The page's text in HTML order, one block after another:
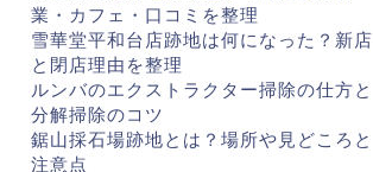
業・カフェ・口コミを整理
雪華堂平和台店跡地は何になった？新店
と閉店理由を整理
ルンバのエクストラクター掃除の仕方と
分解掃除のコツ
鋸山採石場跡地とは？場所や見どころと
注意点